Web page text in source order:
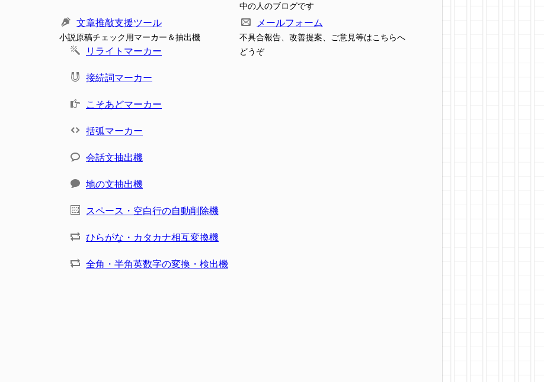
文章推敲支援ツール
小説原稿チェック用マーカー＆抽出機
リライトマーカー
接続詞マーカー
こそあどマーカー
括弧マーカー
会話文抽出機
地の文抽出機
スペース・空白行の自動削除機
ひらがな・カタカナ相互変換機
全角・半角英数字の変換・検出機
中の人のブログです
メールフォーム
不具合報告、改善提案、ご意見等はこちらへ
どうぞ